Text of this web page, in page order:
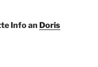
Info an Doris